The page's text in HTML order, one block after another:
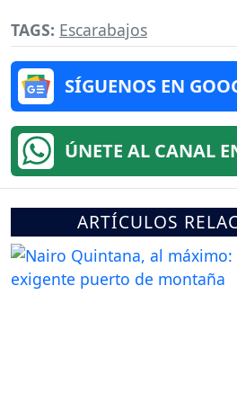
TAGS: Escarabajos
SÍGUENOS EN
ÚNETE AL CANAL
ARTÍCULOS